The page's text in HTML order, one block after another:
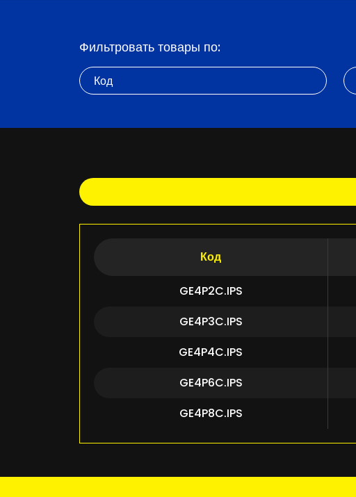
Фильтровать товары по:
Код
Код
GE4P2C.IPS
GE4P3C.IPS
GE4P4C.IPS
GE4P6C.IPS
GE4P8C.IPS